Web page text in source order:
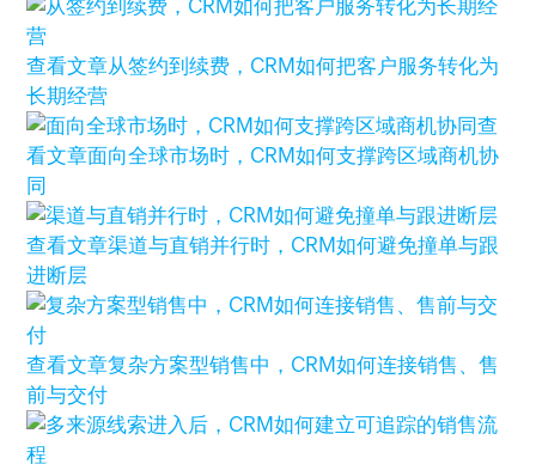
查看文章从签约到续费，CRM如何把客户服务转化为
长期经营
查
看文章面向全球市场时，CRM如何支撑跨区域商机协
同
查看文章渠道与直销并行时，CRM如何避免撞单与跟
进断层
查看文章复杂方案型销售中，CRM如何连接销售、售
前与交付